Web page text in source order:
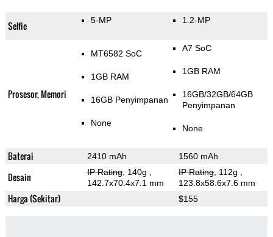
Selfie 5-MP 1.2-MP
Prosesor, Memori
MT6582 SoC
1GB RAM
16GB Penyimpanan
None
A7 SoC
1GB RAM
16GB/32GB/64GB
Penyimpanan
None
Baterai 2410 mAh 1560 mAh
Desain IP Rating, 140g
142.7x70.4x7.1 mm
IP Rating, 112g
123.8x58.6x7.6 mm
Harga (Sekitar) $155